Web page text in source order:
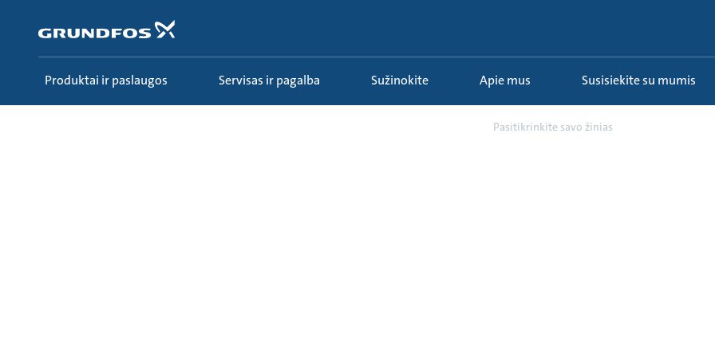
pagrindinio
Produktai ir paslaugos Servisas ir pagalba Sužinokite Apie mus Susisiekite su mumis
Pasitikrinkite savo žinias